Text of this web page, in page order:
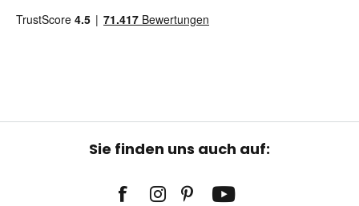
Sie finden uns auch auf: